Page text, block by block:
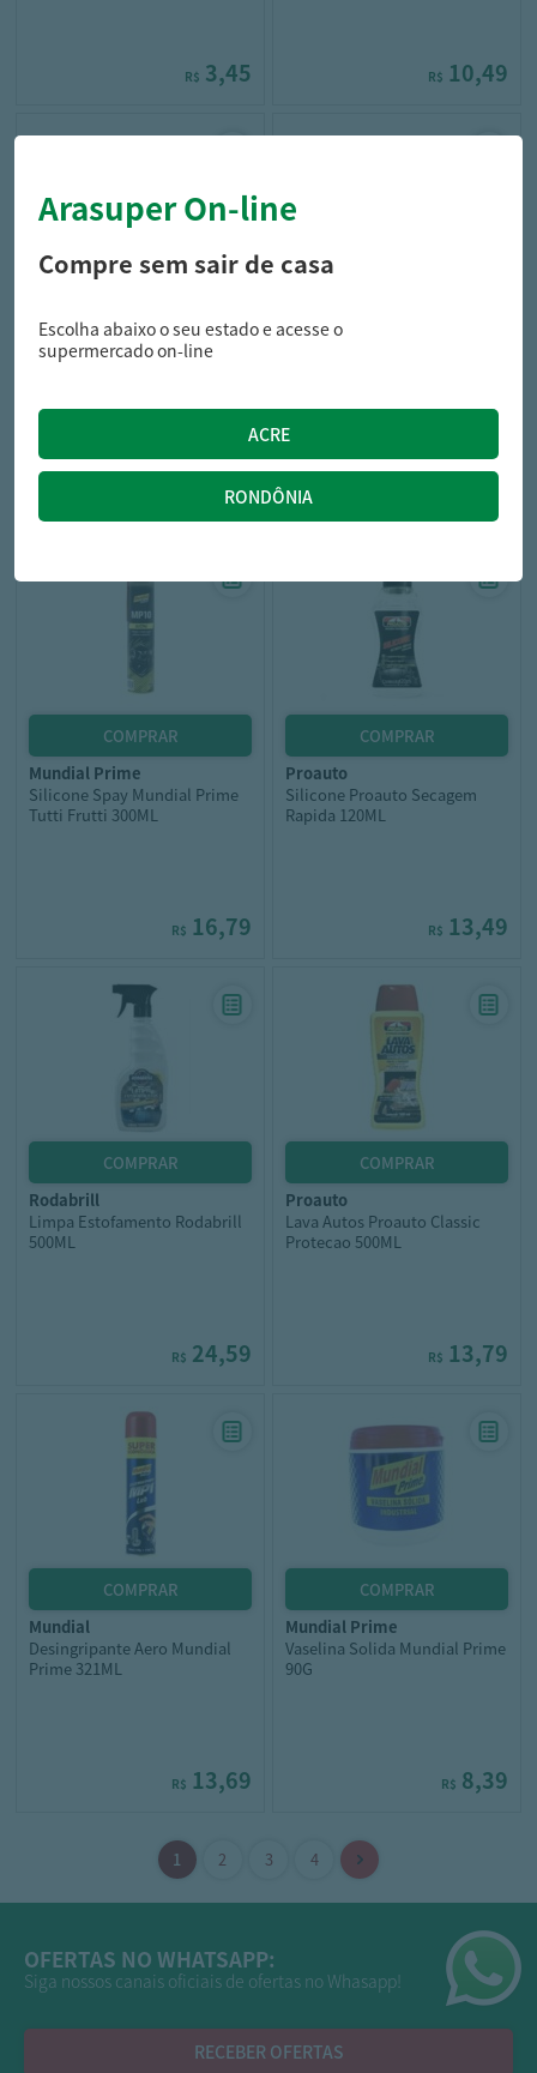
R$ 3,45 R$ 10,49
proauto
Aromatizante Proauto Carro
10,49
mundial prime
Silicone Spay Mundial Prime
Tutti Frutti 300ML
R$ 16,79
proauto
Silicone Proauto Secagem
Rapida 120ML
R$ 13,49
rodabrill
Limpa Estofamento Rodabrill
500ML
R$ 24,59
proauto
Lava Autos Proauto Classic
Protecao 500ML
R$ 13,79
mundial
Desingripante Aero Mundial
Prime 321ML
R$ 13,69
mundial prime
Vaselina Solida Mundial Prime
90G
R$ 8,39
OFERTAS NO WHATSAPP:
Siga nossos canais oficiais de ofertas no Whasapp!
RECEBER OFERTAS
Arasuper On-line
Compre sem sair de casa
Escolha abaixo o seu estado e acesse o
supermercado on-line